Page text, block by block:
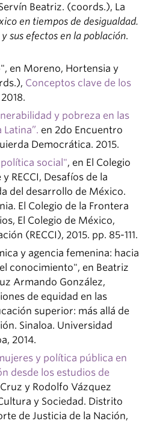
Beatriz. (coords.), La
en tiempos de desigualdad.
sus efectos en la población.
en Moreno, Hortensia y
Conceptos clave de los
2018.
y pobreza en las
en 2do Encuentro
Democrática. 2015.
social", en El Colegio
RECCI, Desafíos de la
del desarrollo de México.
El Colegio de la Frontera
El Colegio de México,
(RECCI), 2015. pp. 85-111.
y agencia femenina: hacia
conocimiento", en Beatriz
Armando González,
de equidad en las
superior: más allá de
Sinaloa. Universidad
2014.
y política pública en
desde los estudios de
y Rodolfo Vázquez
y Sociedad. Distrito
de Justicia de la Nación,